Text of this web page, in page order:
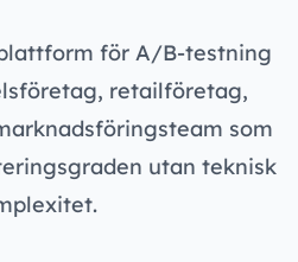
för A/B-testning
retailföretag,
som
utan teknisk